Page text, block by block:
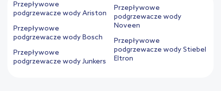
Przepływowe
podgrzewacze wody Ariston
Przepływowe
podgrzewacze wody Bosch
Przepływowe
podgrzewacze wody Junkers
Przepływowe
podgrzewacze wody
Noveen
Przepływowe
podgrzewacze wody Stiebel
Eltron